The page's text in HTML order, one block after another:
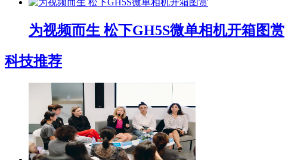
为视频而生 松下GH5S微单相机开箱图赏
科技推荐